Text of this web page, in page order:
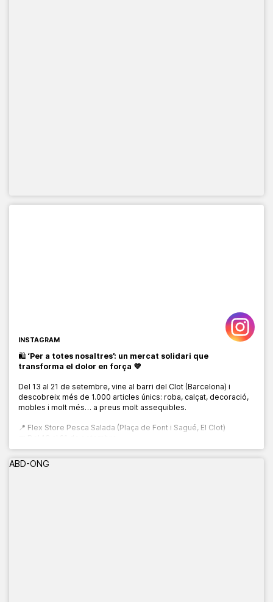
INSTAGRAM
🛍️ ‘Per a totes nosaltres’: un mercat solidari que
transforma el dolor en força 💜
Del 13 al 21 de setembre, vine al barri del Clot (Barcelona) i
descobreix més de 1.000 articles únics: roba, calçat, decoració,
mobles i molt més… a preus molt assequibles.
📍 Flex Store Pesca Salada (Plaça de Font i Sagué, El Clot)
🕙 De 10:00 a 20:00 h
ABD-ONG